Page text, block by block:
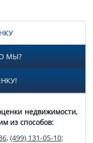
МЫ?
недвижимости,
из способов:
, (499) 131-05-10;